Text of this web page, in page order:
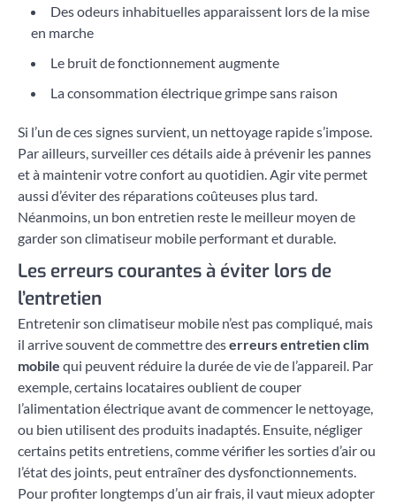
Des odeurs inhabituelles apparaissent lors de la mise
en marche
Le bruit de fonctionnement augmente
La consommation électrique grimpe sans raison
Si l’un de ces signes survient, un nettoyage rapide s’impose.
Par ailleurs, surveiller ces détails aide à prévenir les pannes
et à maintenir votre confort au quotidien. Agir vite permet
aussi d’éviter des réparations coûteuses plus tard.
Néanmoins, un bon entretien reste le meilleur moyen de
garder son climatiseur mobile performant et durable.
Les erreurs courantes à éviter lors de
l’entretien
Entretenir son climatiseur mobile n’est pas compliqué, mais
il arrive souvent de commettre deserreurs entretien clim
mobile qui peuvent réduire la durée de vie de l’appareil. Par
exemple, certains locataires oublient de couper
l’alimentation électrique avant de commencer le nettoyage,
ou bien utilisent des produits inadaptés. Ensuite, négliger
certains petits entretiens, comme vérifier les sorties d’air ou
l’état des joints, peut entraîner des dysfonctionnements.
Pour profiter longtemps d’un air frais, il vaut mieux adopter